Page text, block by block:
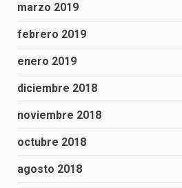
marzo 2019
febrero 2019
enero 2019
diciembre 2018
noviembre 2018
octubre 2018
agosto 2018